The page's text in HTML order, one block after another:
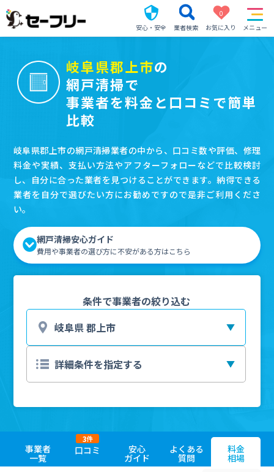
安心・安全 業者検索
0
お気に入り
メニュー
岐阜県郡上市の
網戸清掃で
事業者を料金と口コミで簡単
比較
岐阜県郡上市の網戸清掃業者の中から、口コミ数や評価、修理
料金や実績、支払い方法やアフターフォローなどで比較検討
し、自分に合った業者を見つけることができます。納得できる
業者を自分で選びたい方にお勧めですので是非ご利用くださ
い。
網戸清掃安心ガイド
費用や事業者の選び方に不安がある方はこちら
条件で事業者の絞り込む
事業者
一覧
口コミ
3件
安心
ガイド
よくある
質問
料金
相場